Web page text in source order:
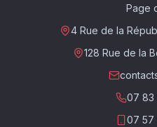
Page
4 Rue de la
128 Rue de la
07 83
07 57